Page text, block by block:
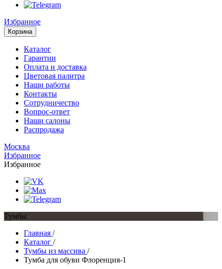
Избранное
Корзина
Каталог
Гарантии
Оплата и доставка
Цветовая палитра
Наши работы
Контакты
Сотрудничество
Вопрос-ответ
Наши салоны
Распродажа
Москва
Избранное
Избранное
Тумбы
Главная /
Каталог /
Тумбы из массива /
Тумба для обуви Флоренция-1